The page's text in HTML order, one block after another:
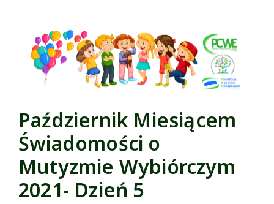
Październik Miesiącem
Świadomości o
Mutyzmie Wybiórczym
2021- Dzień 5